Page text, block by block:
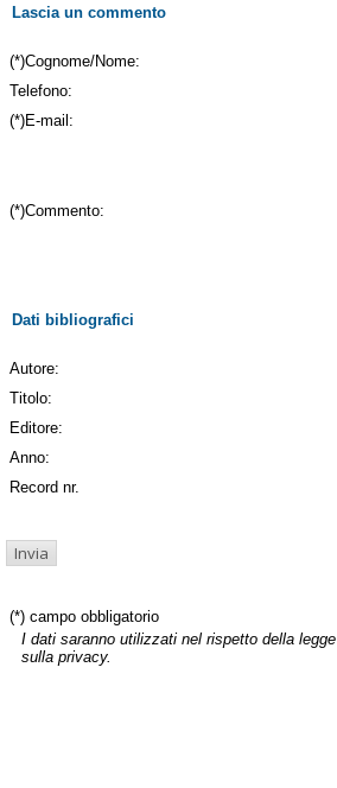
Lascia un commento
(*)Cognome/Nome:
Telefono:
(*)E-mail:
(*)Commento:
Dati bibliografici
Autore:
Titolo:
Editore:
Anno:
Record nr.
(*) campo obbligatorio
I dati saranno utilizzati nel rispetto della legge
sulla privacy.